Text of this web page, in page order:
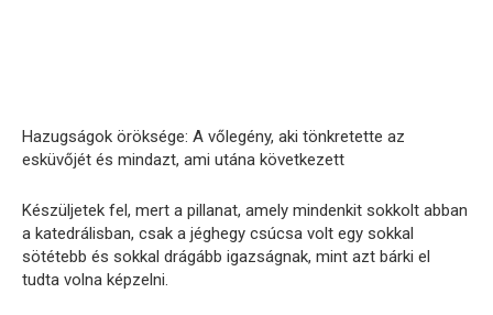
Hazugságok öröksége: A vőlegény, aki tönkretette az
esküvőjét és mindazt, ami utána következett
Készüljetek fel, mert a pillanat, amely mindenkit sokkolt abban
a katedrálisban, csak a jéghegy csúcsa volt egy sokkal
sötétebb és sokkal drágább igazságnak, mint azt bárki el
tudta volna képzelni.